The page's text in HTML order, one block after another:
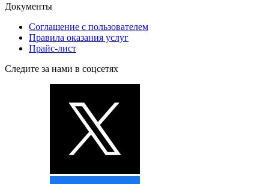
Документы
Соглашение с пользователем
Правила оказания услуг
Прайс-лист
Следите за нами в соцсетях